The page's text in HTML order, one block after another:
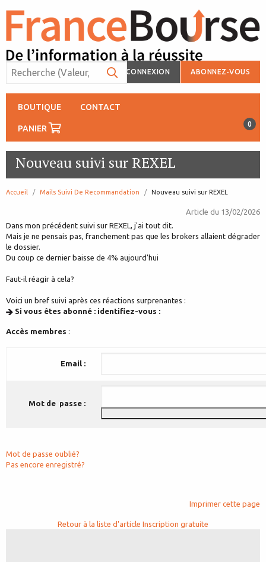
CONNEXION ABONNEZ-VOUS
BOUTIQUE CONTACT
PANIER 0
Nouveau suivi sur REXEL
Accueil Mails Suivi De Recommandation page:
Nouveau suivi sur REXEL
Article du 13/02/2026
Dans mon précédent suivi sur REXEL, j'ai tout dit.
Mais je ne pensais pas, franchement pas que les brokers allaient dégrader
le dossier.
Du coup ce dernier baisse de 4% aujourd'hui
Faut-il réagir à cela?
Voici un bref suivi après ces réactions surprenantes :
Si vous êtes abonné : identifiez-vous :
Accès membres :
Email :
Mot de passe :
Mot de passe oublié?
Pas encore enregistré?
Imprimer cette page
Retour à la liste d'article Inscription gratuite